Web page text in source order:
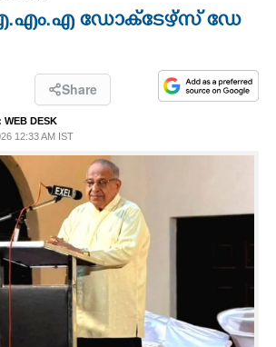
ഡോക്ടേഴ്സ് ഡേ
Share
WEB DESK
12:33 AM IST